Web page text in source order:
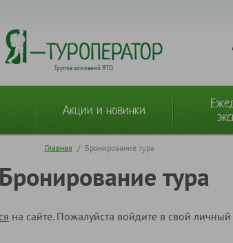
Группа компаний ЯТО
Акции и новинки
Главная / Бронирование тура
Бронирование тура
на сайте. Пожалуйста войдите в свой